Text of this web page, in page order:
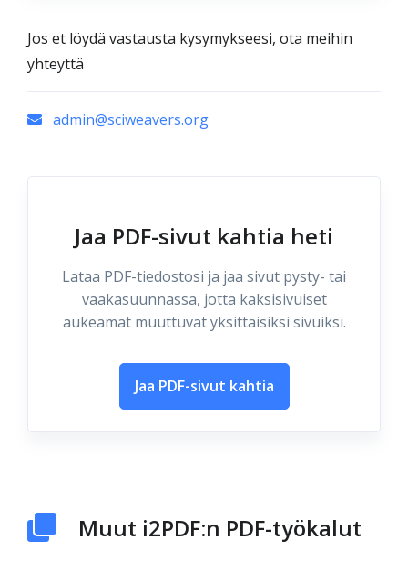
Jos et löydä vastausta kysymykseesi, ota meihin
yhteyttä
admin@sciweavers.org
Jaa PDF-sivut kahtia heti
Lataa PDF-tiedostosi ja jaa sivut pysty- tai
vaakasuunnassa, jotta kaksisivuiset
aukeamat muuttuvat yksittäisiksi sivuiksi.
Jaa PDF-sivut kahtia
Muut i2PDF:n PDF-työkalut